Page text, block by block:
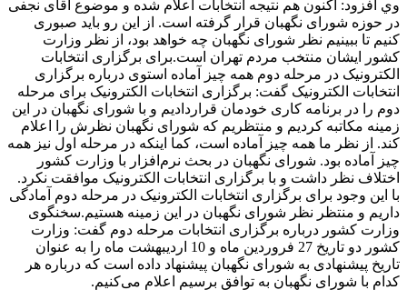
وي افزود: اکنون هم نتیجه انتخابات اعلام شده و موضوع آقای نجفی
در حوزه شورای نگهبان قرار گرفته است. از این رو باید صبوری
کنیم تا ببینیم نظر شورای نگهبان چه خواهد بود، از نظر وزارت
کشور ایشان منتخب مردم تهران است.برای برگزاری انتخابات
الکترونیک در مرحله دوم همه چیز آماده استوی درباره برگزاری
انتخابات الکترونیک گفت: برگزاری انتخابات الکترونیک برای مرحله
دوم را در برنامه کاری خودمان قراردادیم و با شورای نگهبان در این
زمینه مکاتبه کردیم و منتظریم که شورای نگهبان نظرش را اعلام
کند. از نظر ما همه چیز آماده است، کما اینکه در مرحله اول نیز همه
چیز آماده بود. شورای نگهبان در بحث نرم‌افزار با وزارت کشور
اختلاف نظر داشت و با برگزاری انتخابات الکترونیک موافقت نکرد.
با این وجود برای برگزاری انتخابات الکترونیک در مرحله دوم آمادگی
داریم و منتظر نظر شورای نگهبان در این زمینه هستیم.سخنگوی
وزارت کشور درباره برگزاری انتخابات مرحله دوم گفت: وزارت
کشور دو تاریخ 27 فروردین ماه و 10 اردیبهشت ماه را به عنوان
تاریخ پیشنهادی به شورای نگهبان پیشنهاد داده است که درباره هر
کدام با شورای نگهبان به توافق برسیم اعلام می‌کنیم.